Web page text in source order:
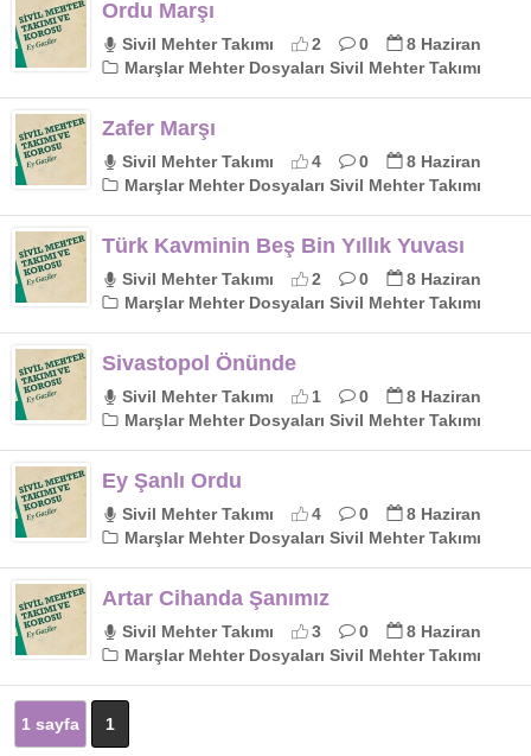
Ordu Marşı
Sivil Mehter Takımı 2 0
8 Haziran
Marşlar Mehter Dosyaları Sivil Mehter Takımı
Zafer Marşı
Sivil Mehter Takımı 4 0
8 Haziran
Marşlar Mehter Dosyaları Sivil Mehter Takımı
Türk Kavminin Beş Bin Yıllık Yuvası
Sivil Mehter Takımı 2 0
8 Haziran
Marşlar Mehter Dosyaları Sivil Mehter Takımı
Sivastopol Önünde
Sivil Mehter Takımı 1 0
8 Haziran
Marşlar Mehter Dosyaları Sivil Mehter Takımı
Ey Şanlı Ordu
Sivil Mehter Takımı 4 0
8 Haziran
Marşlar Mehter Dosyaları Sivil Mehter Takımı
Artar Cihanda Şanımız
Sivil Mehter Takımı 3 0
8 Haziran
Marşlar Mehter Dosyaları Sivil Mehter Takımı
1 sayfa 1